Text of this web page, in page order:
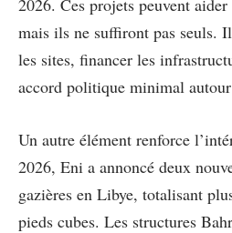
2026. Ces projets peuvent
mais ils ne suffiront pas seuls.
les sites, financer les
accord politique minimal autour
Un autre élément renforce
2026, Eni a annoncé deux
gazières en Libye, totalisant
pieds cubes. Les structures